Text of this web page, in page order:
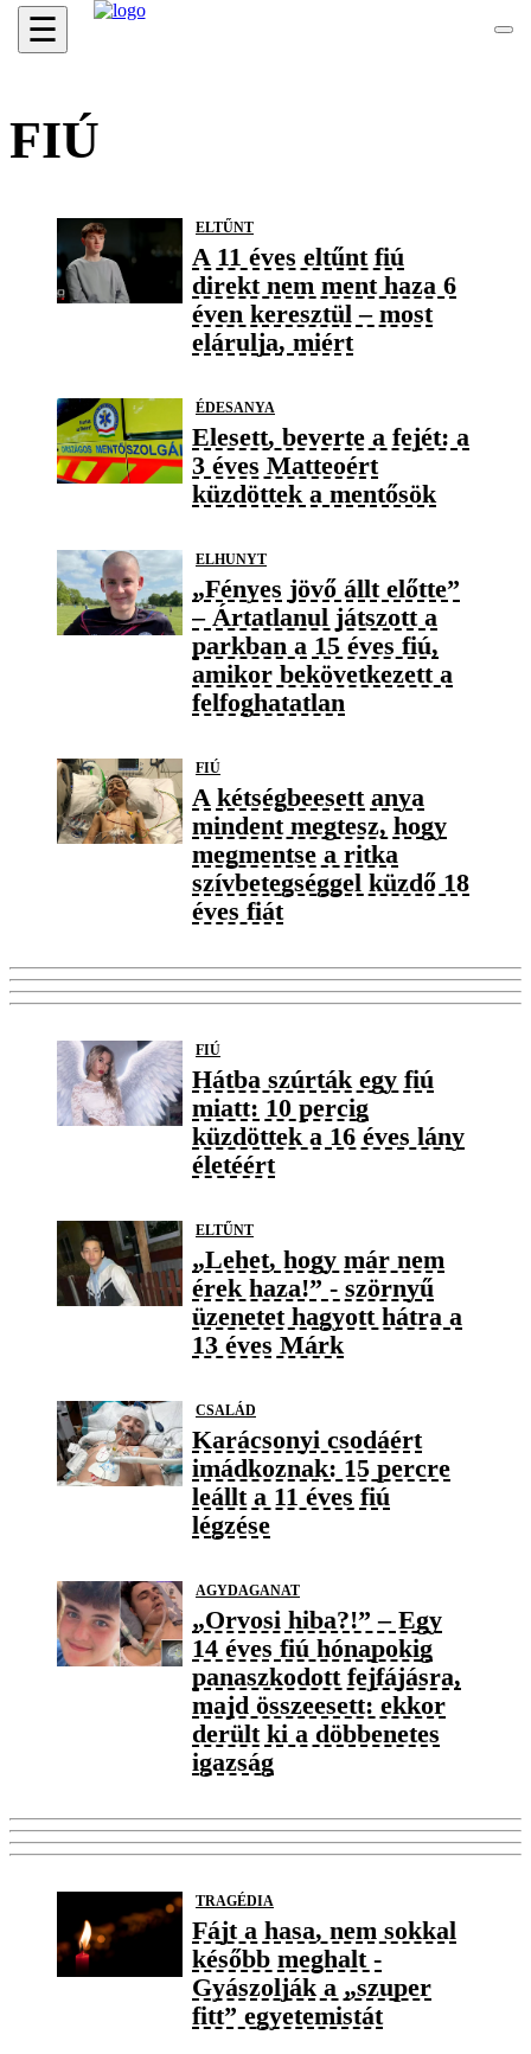
☰
FIÚ
ELTŰNT
A 11 éves eltűnt fiú
direkt nem ment haza 6
éven keresztül – most
elárulja, miért
ÉDESANYA
Elesett, beverte a fejét: a
3 éves Matteoért
küzdöttek a mentősök
ELHUNYT
„Fényes jövő állt előtte”
– Ártatlanul játszott a
parkban a 15 éves fiú,
amikor bekövetkezett a
felfoghatatlan
FIÚ
A kétségbeesett anya
mindent megtesz, hogy
megmentse a ritka
szívbetegséggel küzdő 18
éves fiát
FIÚ
Hátba szúrták egy fiú
miatt: 10 percig
küzdöttek a 16 éves lány
életéért
ELTŰNT
„Lehet, hogy már nem
érek haza!” - szörnyű
üzenetet hagyott hátra a
13 éves Márk
CSALÁD
Karácsonyi csodáért
imádkoznak: 15 percre
leállt a 11 éves fiú
légzése
AGYDAGANAT
„Orvosi hiba?!” – Egy
14 éves fiú hónapokig
panaszkodott fejfájásra,
majd összeesett: ekkor
derült ki a döbbenetes
igazság
TRAGÉDIA
Fájt a hasa, nem sokkal
később meghalt -
Gyászolják a „szuper
fitt” egyetemistát